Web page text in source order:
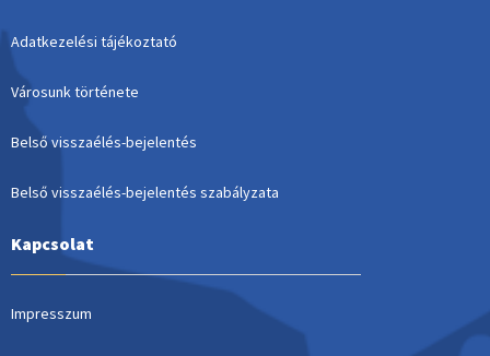
Adatkezelési tájékoztató
Városunk története
Belső visszaélés-bejelentés
Belső visszaélés-bejelentés szabályzata
Kapcsolat
Impresszum